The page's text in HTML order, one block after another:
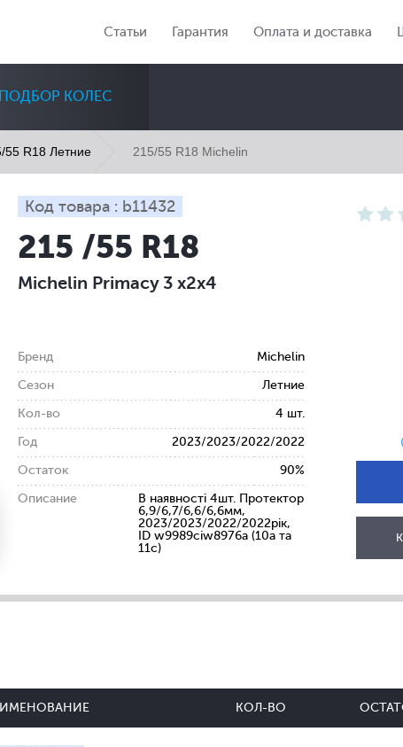
Статьи Гарантия Оплата и доставка
ПОДБОР КОЛЕС
Все Все
55 R18 Летние 215/55 R18 Michelin
Код товара : b11432
215 /55 R18
Michelin Primacy 3 x2x4
Бренд Michelin
Сезон Летние
Кол-во 4 шт.
Год 2023/2023/2022/2022
Остаток 90%
Описание
В наявності 4шт. Протектор
6,9/6,7/6,6/6,6мм,
2023/2023/2022/2022рік,
ID w9989ciw8976a (10a та
11c)
КОЛ-ВО